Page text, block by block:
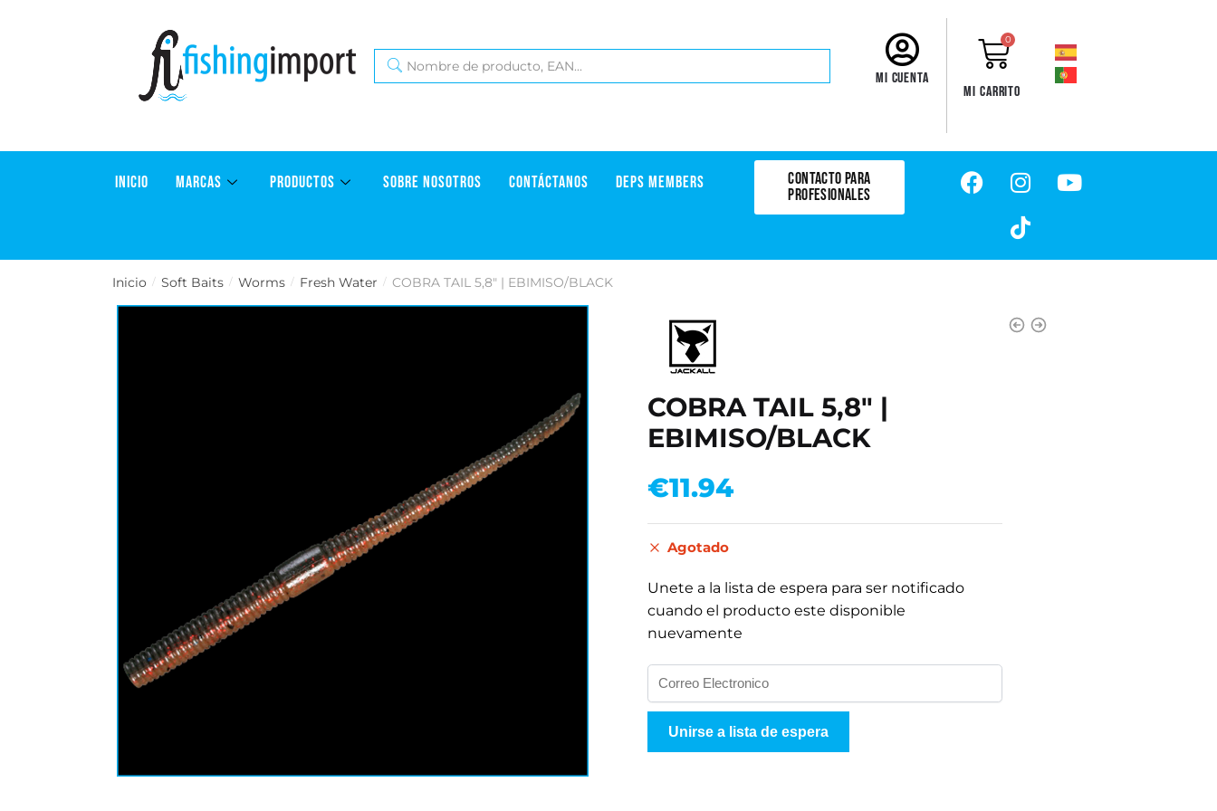
Mi cuenta
0
Mi carrito
INICIO MARCAS PRODUCTOS SOBRE NOSOTROS CONTÁCTANOS DEPS MEMBERS
CONTACTO PARA
PROFESIONALES
Inicio / Soft Baits / Worms / Fresh Water / COBRA TAIL 5,8" | EBIMISO/BLACK
COBRA TAIL 5,8" |
EBIMISO/BLACK
€11.94
Agotado
Unete a la lista de espera para ser notificado
cuando el producto este disponible
nuevamente
n
Unirse a lista de espera